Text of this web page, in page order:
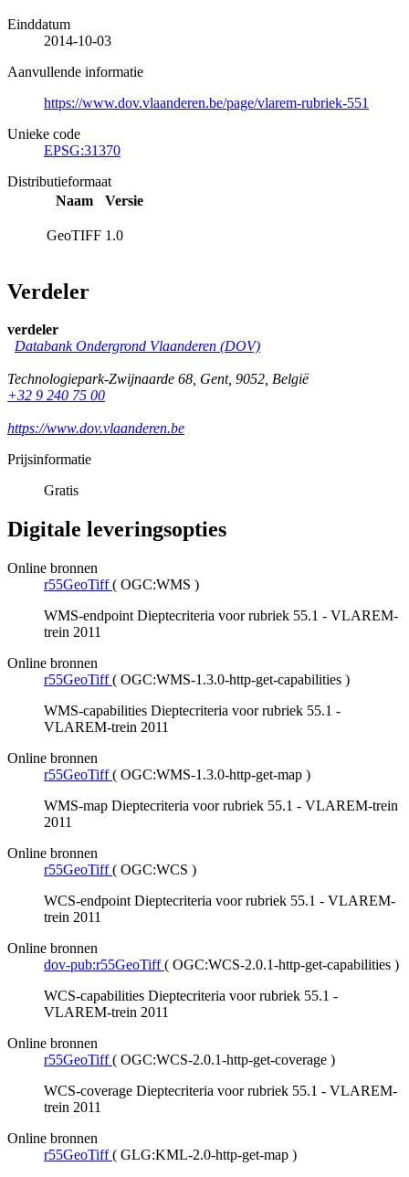
Einddatum
2014-10-03
Aanvullende informatie
https://www.dov.vlaanderen.be/page/vlarem-rubriek-551
Unieke code
EPSG:31370
Distributieformaat
Naam
Versie
GeoTIFF 1.0
Verdeler
verdeler
Databank Ondergrond Vlaanderen (DOV)
Technologiepark-Zwijnaarde 68, Gent, 9052, België
+32 9 240 75 00
https://www.dov.vlaanderen.be
Prijsinformatie
Gratis
Digitale leveringsopties
Online bronnen
r55GeoTiff ( OGC:WMS )
WMS-endpoint Dieptecriteria voor rubriek 55.1 - VLAREM-
trein 2011
Online bronnen
r55GeoTiff ( OGC:WMS-1.3.0-http-get-capabilities )
WMS-capabilities Dieptecriteria voor rubriek 55.1 -
VLAREM-trein 2011
Online bronnen
r55GeoTiff ( OGC:WMS-1.3.0-http-get-map )
WMS-map Dieptecriteria voor rubriek 55.1 - VLAREM-trein
2011
Online bronnen
r55GeoTiff ( OGC:WCS )
WCS-endpoint Dieptecriteria voor rubriek 55.1 - VLAREM-
trein 2011
Online bronnen
dov-pub:r55GeoTiff ( OGC:WCS-2.0.1-http-get-capabilities )
WCS-capabilities Dieptecriteria voor rubriek 55.1 -
VLAREM-trein 2011
Online bronnen
r55GeoTiff ( OGC:WCS-2.0.1-http-get-coverage )
WCS-coverage Dieptecriteria voor rubriek 55.1 - VLAREM-
trein 2011
Online bronnen
r55GeoTiff ( GLG:KML-2.0-http-get-map )